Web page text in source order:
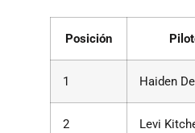
Posición
1 Haiden
2 Levi